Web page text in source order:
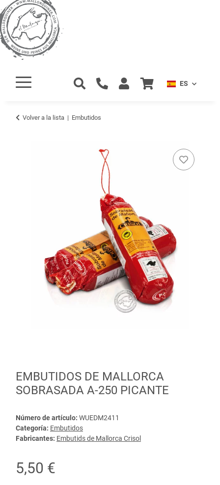
ES
Volver a la lista Embutidos
EMBUTIDOS DE MALLORCA
SOBRASADA A-250 PICANTE
Número de artículo: WUEDM2411
Categoría: Embutidos
Fabricantes: Embutids de Mallorca Crisol
5,50 €